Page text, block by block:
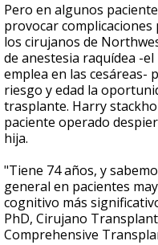
Pero en algunos
provocar
los cirujanos de
de anestesia raquídea -
emplea en las cesáreas-
riesgo y edad la
trasplante. Harry
paciente operado
hija.
"Tiene 74 años, y
general en pacientes
cognitivo más
PhD, Cirujano
Comprehensive